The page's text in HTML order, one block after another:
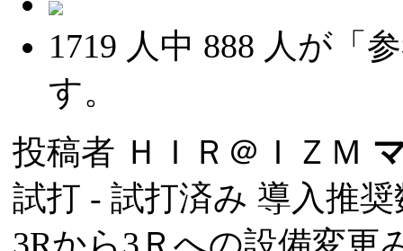
1719 人中 888 人が「
す。
投稿者 ＨＩＲ＠ＩＺＭ
試打 - 試打済み 導入推